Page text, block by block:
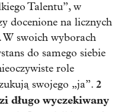
Talentu”, w
docenione na licznych
W swoich wyborach
do samego siebie
role
swojego „ja”. 2
długo wyczekiwany